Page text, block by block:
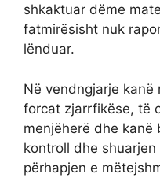
shkaktuar dëme
fatmirësisht nuk
lënduar.
Në vendngjarje
forcat zjarrfikëse, të
menjëherë dhe kanë
kontroll dhe
përhapjen e